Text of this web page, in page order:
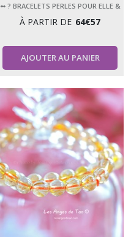
➻ ? BRACELETS PERLES POUR ELLE &
À PARTIR DE 64€57
AJOUTER AU PANIER